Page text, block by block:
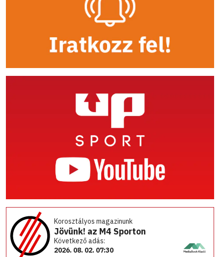
Korosztályos magazinunk
Jövünk! az M4 Sporton
Következő adás:
2026. 08. 02. 07:30